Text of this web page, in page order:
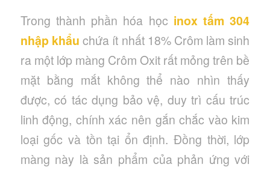
Trong thành phần hóa học inox tấm 304
nhập khẩu chứa ít nhất 18% Crôm làm sinh
ra một lớp màng Crôm Oxit rất mỏng trên bề
mặt bằng mắt không thể nào nhìn thấy
được, có tác dụng bảo vệ, duy trì cấu trúc
linh động, chính xác nên gắn chắc vào kim
loại gốc và tồn tại ổn định. Đồng thời, lớp
màng này là sản phẩm của phản ứng với